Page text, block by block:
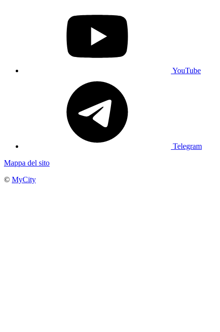
YouTube
Telegram
Mappa del sito
© MyCity